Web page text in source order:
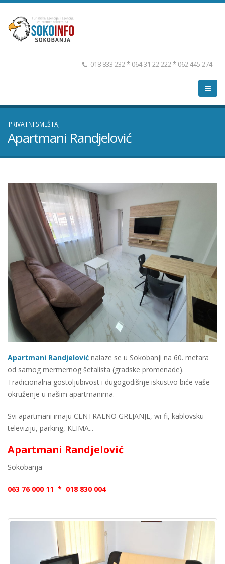
018 833 232 * 064 31 22 222 * 062 445 274
PRIVATNI SMEŠTAJ
Apartmani Randjelović
Apartmani Randjelović nalaze se u Sokobanji na 60. metara
od samog mermernog šetalista (gradske promenade).
Tradicionalna gostoljubivost i dugogodišnje iskustvo biće vaše
okruženje u našim apartmanima.
Svi apartmani imaju CENTRALNO GREJANJE, wi-fi, kablovsku
televiziju, parking, KLIMA...
Apartmani Randjelović
Sokobanja
063 76 000 11 * 018 830 004